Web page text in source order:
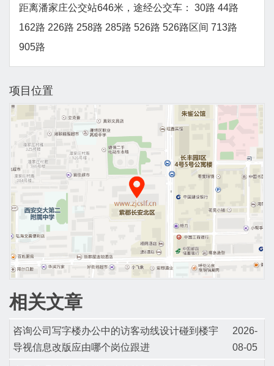
距离潘家庄公交站646米，途经公交车： 30路 44路
162路 226路 258路 285路 526路 526路区间 713路
905路
项目位置
相关文章
咨询公司写字楼办公中的访客动线设计碰到楼宇
导视信息改版应由哪个岗位跟进
2026-
08-05